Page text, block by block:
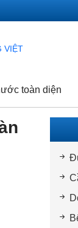
VIỆT
toàn diện